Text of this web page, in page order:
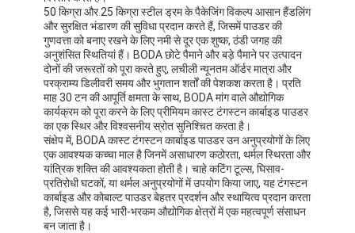
50 किग्रा और 25 किग्रा स्टील ड्रम के पैकेजिंग विकल्प आसान हैंडलिंग
और सुरक्षित भंडारण की सुविधा प्रदान करते हैं, जिसमें पाउडर की
गुणवत्ता को बनाए रखने के लिए नमी से दूर एक शुष्क, ठंडी जगह की
अनुशंसित स्थितियां हैं। BODA छोटे पैमाने और बड़े पैमाने पर उत्पादन
दोनों की जरूरतों को पूरा करते हुए, लचीली न्यूनतम ऑर्डर मात्रा और
परक्राम्य डिलीवरी समय और भुगतान शर्तों की पेशकश करता है। प्रति
माह 30 टन की आपूर्ति क्षमता के साथ, BODA मांग वाले औद्योगिक
कार्यक्रम को पूरा करने के लिए प्रीमियम कास्ट टंगस्टन कार्बाइड पाउडर
का एक स्थिर और विश्वसनीय स्रोत सुनिश्चित करता है।
संक्षेप में, BODA कास्ट टंगस्टन कार्बाइड पाउडर उन अनुप्रयोगों के लिए
एक आवश्यक कच्चा माल है जिनमें असाधारण कठोरता, थर्मल स्थिरता और
यांत्रिक शक्ति की आवश्यकता होती है। चाहे कटिंग टूल्स, घिसाव-
प्रतिरोधी घटकों, या थर्मल अनुप्रयोगों में उपयोग किया जाए, यह टंगस्टन
कार्बाइड और कोबाल्ट पाउडर बेहतर प्रदर्शन और स्थायित्व प्रदान करता
है, जिससे यह कई भारी-भरकम औद्योगिक क्षेत्रों में एक महत्वपूर्ण संसाधन
बन जाता है।